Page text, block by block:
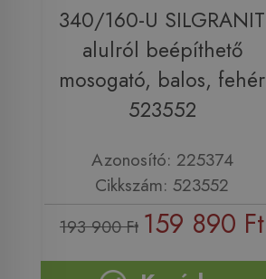
340/160-U SILGRANIT
alulról beépíthető
mosogató, balos, fehér
523552
Azonosító: 225374
Cikkszám: 523552
193 900 Ft 159 890 Ft